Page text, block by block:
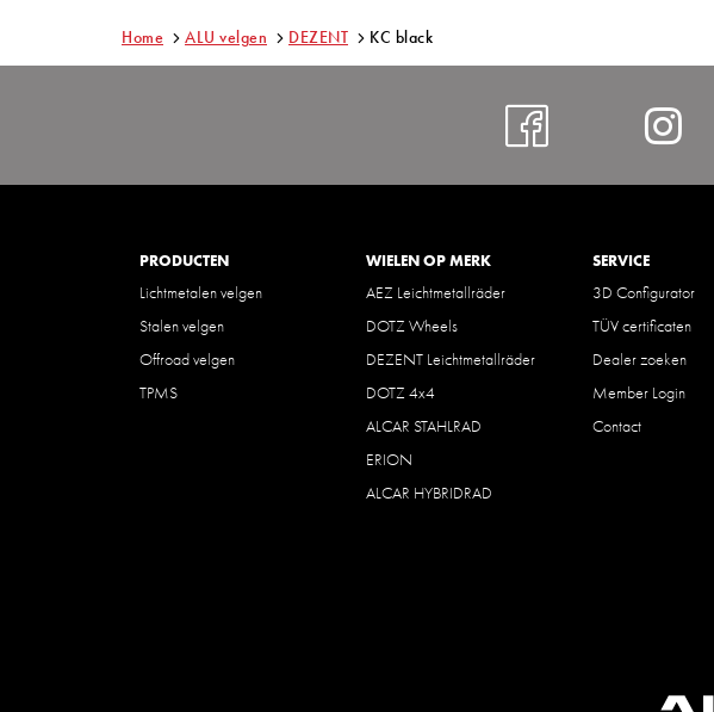
Home ALU velgen DEZENT KC black
https://
PRODUCTEN
Lichtmetalen velgen
Stalen velgen
Offroad velgen
TPMS
WIELEN OP MERK
AEZ Leichtmetallräder
DOTZ Wheels
DEZENT Leichtmetallräder
DOTZ 4x4
ALCAR STAHLRAD
ERION
ALCAR HYBRIDRAD
SERVICE
3D Configurator
TÜV certificaten
Dealer zoeken
Member Login
Contact